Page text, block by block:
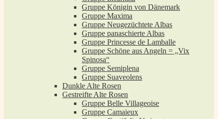
Gruppe Königin von Dänemark
Gruppe Maxima
Gruppe Neugezüchtete Albas
Gruppe panaschierte Albas
Gruppe Princesse de Lamballe
Gruppe Schöne aus Angeln = „Vix
Spinosa“
Gruppe Semiplena
Gruppe Suaveolens
Dunkle Alte Rosen
Gestreifte Alte Rosen
Gruppe Belle Villageoise
Gruppe Camaieux